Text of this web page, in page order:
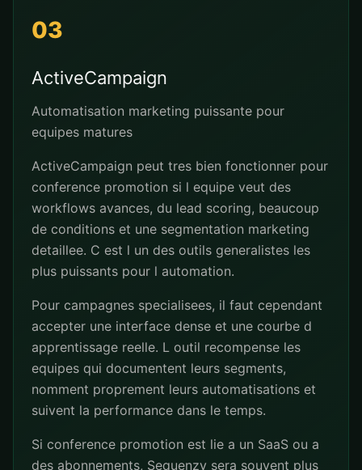
03
ActiveCampaign
Automatisation marketing puissante pour
equipes matures
ActiveCampaign peut tres bien fonctionner pour
conference promotion si l equipe veut des
workflows avances, du lead scoring, beaucoup
de conditions et une segmentation marketing
detaillee. C est l un des outils generalistes les
plus puissants pour l automation.
Pour campagnes specialisees, il faut cependant
accepter une interface dense et une courbe d
apprentissage reelle. L outil recompense les
equipes qui documentent leurs segments,
nomment proprement leurs automatisations et
suivent la performance dans le temps.
Si conference promotion est lie a un SaaS ou a
des abonnements, Sequenzy sera souvent plus